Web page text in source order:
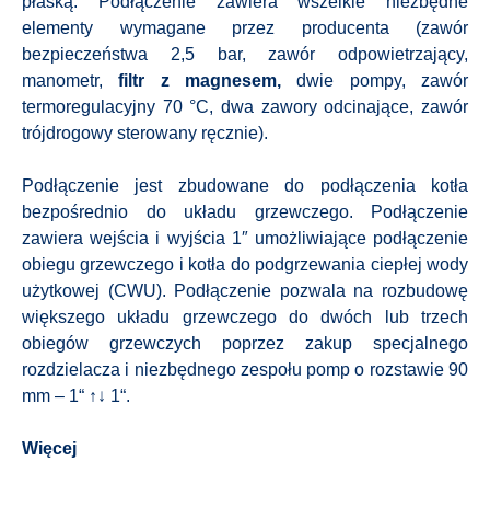
elementy wymagane przez producenta (zawór
bezpieczeństwa 2,5 bar, zawór odpowietrzający,
manometr,filtr z magnesem,dwie pompy, zawór
termoregulacyjny 70 °C, dwa zawory odcinające, zawór
trójdrogowy sterowany ręcznie).
Podłączenie jest zbudowane do podłączenia kotła
bezpośrednio do układu grzewczego. Podłączenie
zawiera wejścia i wyjścia 1″ umożliwiające podłączenie
obiegu grzewczego i kotła do podgrzewania ciepłej wody
użytkowej (CWU). Podłączenie pozwala na rozbudowę
większego układu grzewczego do dwóch lub trzech
obiegów grzewczych poprzez zakup specjalnego
rozdzielacza i niezbędnego zespołu pomp o rozstawie 90
mm – 1“ ↑↓ 1“.
Więcej